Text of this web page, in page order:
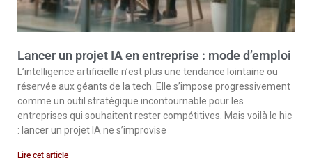
Lancer un projet IA en entreprise : mode d’emploi
L’intelligence artificielle n’est plus une tendance lointaine ou
réservée aux géants de la tech. Elle s’impose progressivement
comme un outil stratégique incontournable pour les
entreprises qui souhaitent rester compétitives. Mais voilà le hic
: lancer un projet IA ne s’improvise
Lire cet article